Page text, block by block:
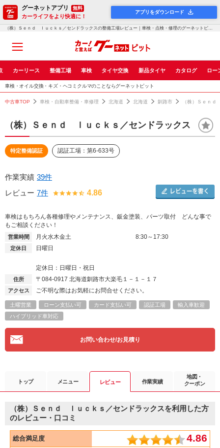
グーネットアプリ 無料
カーライフをより快適に！
アプリをダウンロード
（株）Ｓｅｎｄ ｌｕｃｋｓ／センドラックスの整備工場レビュー｜車検・点検・修理のグーネットピット
カーリース 整備工場 車検 タイヤ交換 新品タイヤ カタログ ロー
車検・オイル交換・キズ・ヘコミクルマのことならグーネットピット
中古車TOP 車検・自動車整備・車修理 北海道 北海道 釧路市 （株）Ｓｅｎ
（株）Ｓｅｎｄ ｌｕｃｋｓ／センドラックス
特定整備認証 認証工場：第6-633号
作業実績 39件
レビュー 7件 4.86
車検はもちろん各種修理やメンテナンス、鈑金塗装、パーツ取付 どんな事で
もご相談ください！
営業時間 月火水木金土 8:30～17:30
定休日 日曜日
定休日：日曜日・祝日
住所 〒084-0917 北海道釧路市大楽毛１－１－１７
アクセス ご不明な際はお気軽にお問合せください。
土曜営業 ローン支払い可 カード支払い可 認証工場
輸入車歓迎
ハイブリッド車対応
お問い合わせ/お見積り
トップ メニュー レビュー 作業実績
地図・
クーポン
（株）Ｓｅｎｄ ｌｕｃｋｓ／センドラックスを利用した方
のレビュー・口コミ
総合満足度 4.86